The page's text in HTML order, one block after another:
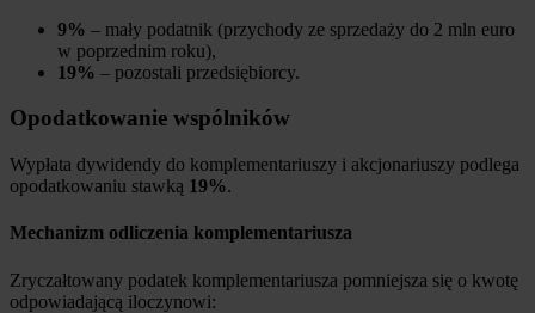
9% – mały podatnik (przychody ze sprzedaży do 2 mln euro
w poprzednim roku),
19% – pozostali przedsiębiorcy.
Opodatkowanie wspólników
Wypłata dywidendy do komplementariuszy i akcjonariuszy podlega
opodatkowaniu stawką 19%.
Mechanizm odliczenia komplementariusza
Zryczałtowany podatek komplementariusza pomniejsza się o kwotę
odpowiadającą iloczynowi: